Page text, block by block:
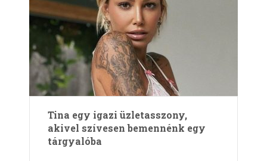
Tina egy igazi üzletasszony,
akivel szívesen bemennénk egy
tárgyalóba